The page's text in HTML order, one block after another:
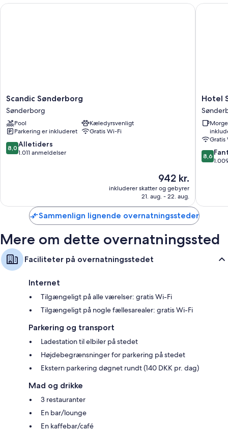
Scandic
Sønderborg
Sønderborg
Scandic Sønderborg
Sønderborg
Pool
Kæledyrsvenligt
Parkering er inkluderet
Gratis Wi-Fi
8.0
ud
8,0 Alletiders
1.011 anmeldelser
Prisen
er
942 kr.
942 kr.
inkluderer skatter og gebyrer
21. aug. - 22. aug.
Scandic Sønderborg
Hotel
Strand
Hotel
Gratis
8.6
ud
8,6
Hotel
Sammenlign lignende overnatningssteder
Mere om dette overnatningssted
Faciliteter på overnatningsstedet
Internet
Tilgængeligt på alle værelser: gratis Wi-Fi
Tilgængeligt på nogle fællesarealer: gratis Wi-Fi
Parkering og transport
Ladestation til elbiler på stedet
Højdebegrænsninger for parkering på stedet
Ekstern parkering døgnet rundt (140 DKK pr. dag)
Mad og drikke
3 restauranter
En bar/lounge
En kaffebar/café